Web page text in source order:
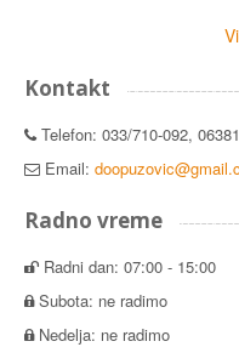
Kontakt
Telefon: 033/710-092,
Email:
Radno vreme
Radni dan: 07:00 - 15:00
Subota: ne radimo
Nedelja: ne radimo